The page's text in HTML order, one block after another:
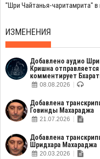
"Шри Чайтанья-чаритамрита"
ИЗМЕНЕНИЯ
Добавлено аудио
Кришна
комментирует
08.08.2026
Добавлена
Говинды Махараджа
21.07.2026
Добавлена
Шридхара Махараджа
20.03.2026